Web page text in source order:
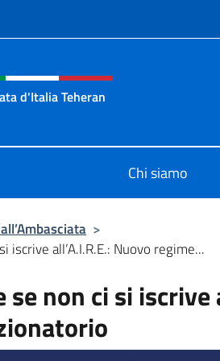
social e menù
d'Italia Teheran
Chi siamo
>
iscrive all’A.I.R.E.: Nuovo regime...
se non ci si iscrive